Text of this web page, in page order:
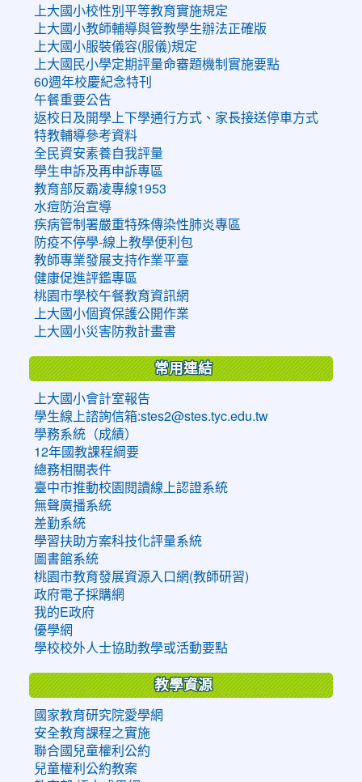
上大國小校性別平等教育實施規定
上大國小教師輔導與管教學生辦法正確版
上大國小服裝儀容(服儀)規定
上大國民小學定期評量命審題機制實施要點
60週年校慶紀念特刊
午餐重要公告
返校日及開學上下學通行方式、家長接送停車方式
特教輔導參考資料
全民資安素養自我評量
學生申訴及再申訴專區
教育部反霸凌專線1953
水痘防治宣導
疾病管制署嚴重特殊傳染性肺炎專區
防疫不停學-線上教學便利包
教師專業發展支持作業平臺
健康促進評鑑專區
桃園市學校午餐教育資訊網
上大國小個資保護公開作業
上大國小災害防救計畫書
常用連結
上大國小會計室報告
學生線上諮詢信箱:stes2@stes.tyc.edu.tw
學務系統（成績）
12年國教課程綱要
總務相關表件
臺中市推動校園閱讀線上認證系統
無聲廣播系統
差勤系統
學習扶助方案科技化評量系統
圖書館系統
桃園市教育發展資源入口網(教師研習)
政府電子採購網
我的E政府
優學網
學校校外人士協助教學或活動要點
教學資源
國家教育研究院愛學網
安全教育課程之實施
聯合國兒童權利公約
兒童權利公約教案